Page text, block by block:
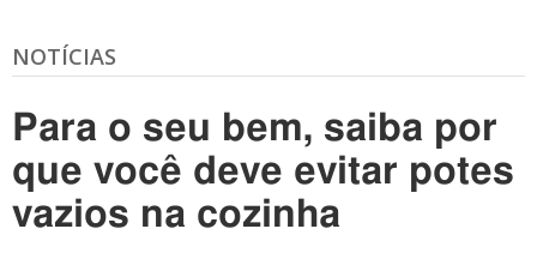
NOTÍCIAS
Para o seu bem, saiba por
que você deve evitar potes
vazios na cozinha